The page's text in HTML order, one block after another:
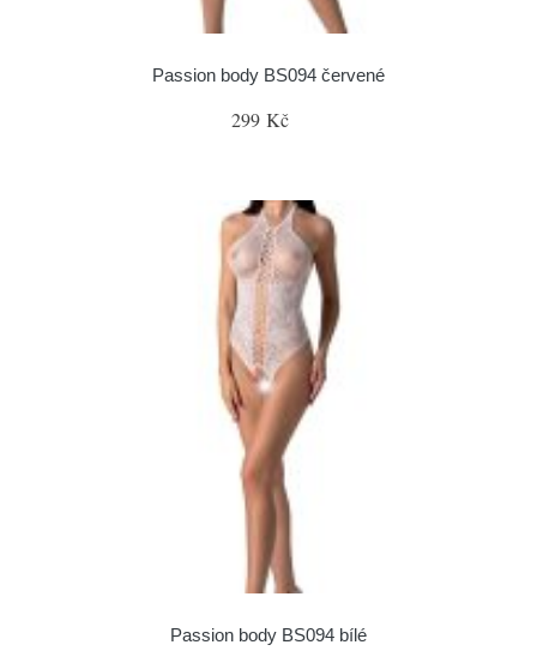
Passion body BS094 červené
299 Kč
Passion body BS094 bílé